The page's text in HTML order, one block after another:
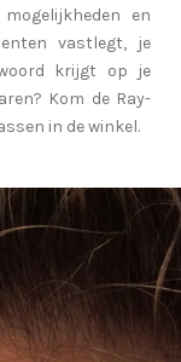
en
vastlegt, je
krijgt op je
Kom de Ray-
in de winkel.